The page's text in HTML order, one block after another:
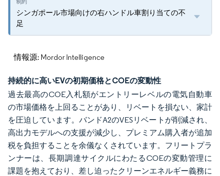
シンガポール市場向けの右ハンドル車割り当ての不
足
情報源: Mordor Intelligence
持続的に高いEVの初期価格とCOEの変動性
過去最高のCOE入札額がエントリーレベルの電気自動車
の市場価格を上回ることがあり、リベートを損ない、家計
を圧迫しています。バンドA2のVESリベートが削減され、
高出力モデルへの支援が減少し、プレミアム購入者が追加
税を負担することを余儀なくされています。フリートプラ
ンナーは、長期調達サイクルにわたるCOEの変動管理に
課題を抱えており、差し迫ったクリーンエネルギー義務に